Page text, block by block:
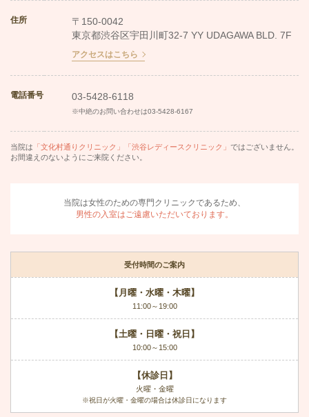
住所
〒150-0042
東京都渋谷区宇田川町32-7 YY UDAGAWA BLD. 7F
アクセスはこちら
電話番号 03-5428-6118
※中絶のお問い合わせは03-5428-6167
当院は 「文化村通りクリニック」「渋谷レディースクリニック」 ではございません。
お間違えのないようにご来院ください。
当院は女性のための専門クリニックであるため、
男性の入室はご遠慮いただいております。
受付時間のご案内
【月曜・水曜・木曜】
11:00～19:00
【土曜・日曜・祝日】
10:00～15:00
【休診日】
火曜・金曜
※祝日が火曜・金曜の場合は休診日になります